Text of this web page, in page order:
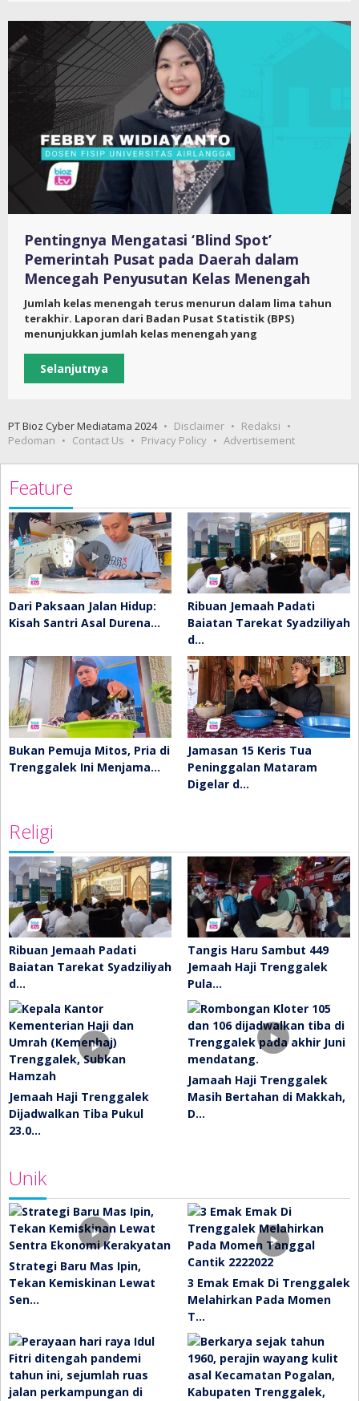
Pentingnya Mengatasi ‘Blind Spot’
Pemerintah Pusat pada Daerah dalam
Mencegah Penyusutan Kelas Menengah
Jumlah kelas menengah terus menurun dalam lima tahun
terakhir. Laporan dari Badan Pusat Statistik (BPS)
menunjukkan jumlah kelas menengah yang
Selanjutnya
PT Bioz Cyber Mediatama 2024 Disclaimer
Redaksi
Pedoman
Contact Us Privacy Policy Advertisement
Feature
Dari Paksaan Jalan Hidup:
Kisah Santri Asal Durena…
Ribuan Jemaah Padati
Baiatan Tarekat Syadziliyah
d…
Bukan Pemuja Mitos, Pria di
Trenggalek Ini Menjama…
Jamasan 15 Keris Tua
Peninggalan Mataram
Digelar d…
Religi
Ribuan Jemaah Padati
Baiatan Tarekat Syadziliyah
d…
Tangis Haru Sambut 449
Jemaah Haji Trenggalek
Pula…
Jemaah Haji Trenggalek
Dijadwalkan Tiba Pukul
23.0…
Jamaah Haji Trenggalek
Masih Bertahan di Makkah,
D…
Unik
Strategi Baru Mas Ipin,
Tekan Kemiskinan Lewat
Sen…
3 Emak Emak Di Trenggalek
Melahirkan Pada Momen
T…